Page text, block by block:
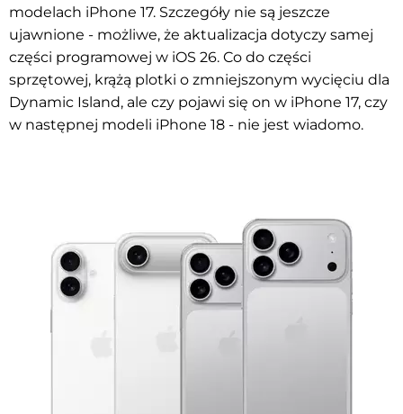
modelach iPhone 17. Szczegóły nie są jeszcze
ujawnione - możliwe, że aktualizacja dotyczy samej
części programowej w iOS 26. Co do części
sprzętowej, krążą plotki o zmniejszonym wycięciu dla
Dynamic Island, ale czy pojawi się on w iPhone 17, czy
w następnej modeli iPhone 18 - nie jest wiadomo.